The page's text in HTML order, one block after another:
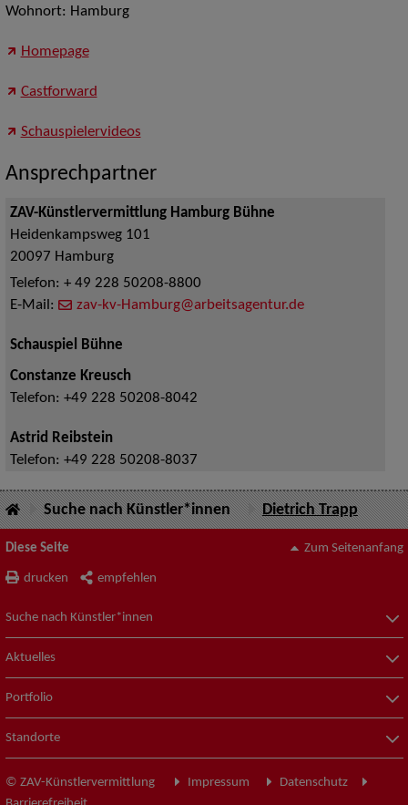
Wohnort: Hamburg
Homepage
Castforward
Schauspielervideos
Ansprechpartner
ZAV-Künstlervermittlung Hamburg Bühne
Heidenkampsweg 101
20097 Hamburg
Telefon: + 49 228 50208-8800
E-Mail:
zav-kv-Hamburg@arbeitsagentur.de
Schauspiel Bühne
Constanze Kreusch
Telefon: +49 228 50208-8042
Astrid Reibstein
Telefon: +49 228 50208-8037
Suche nach Künstler*innen Dietrich Trapp
Diese Seite
drucken empfehlen
Zum Seitenanfang
Suche nach Künstler*innen
Aktuelles
Portfolio
Standorte
© ZAV-Künstlervermittlung Impressum
Datenschutz